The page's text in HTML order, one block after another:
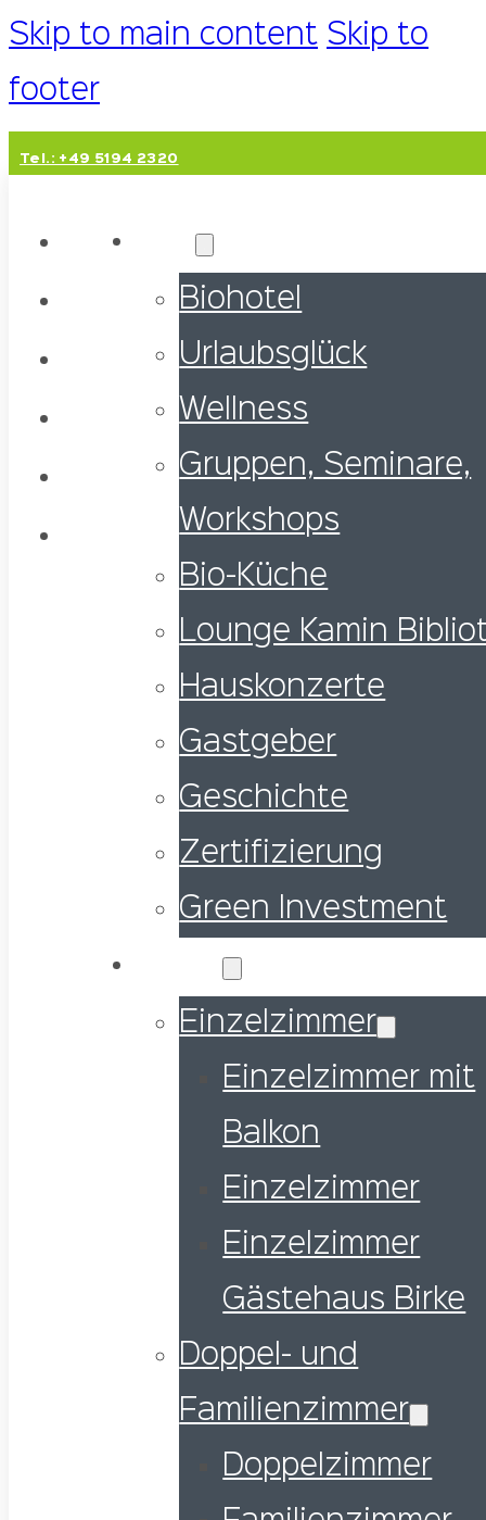
Skip to main content Skip to
footer
Tel.: +49 5194 2320
Biohotel
Urlaubsglück
Wellness
Gruppen, Seminare,
Workshops
Bio-Küche
Lounge Kamin
Hauskonzerte
Gastgeber
Geschichte
Zertifizierung
Green Investment
Einzelzimmer
Einzelzimmer mit
Balkon
Einzelzimmer
Einzelzimmer
Gästehaus Birke
Doppel- und
Familienzimmer
Doppelzimmer